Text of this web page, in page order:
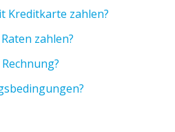
Kreditkarte zahlen?
zahlen?